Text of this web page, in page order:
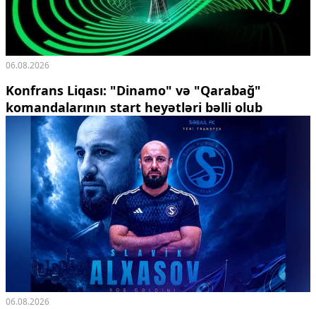
06.08.2026
Konfrans Liqası: "Dinamo" və "Qarabağ"
komandalarının start heyətləri bəlli olub
06.08.2026